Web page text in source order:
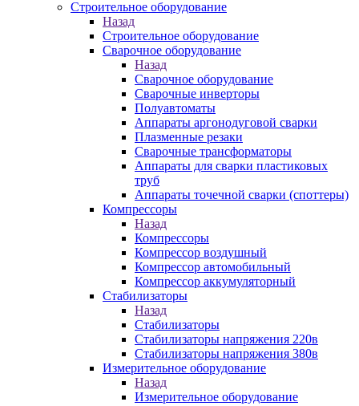
Строительное оборудование
Назад
Строительное оборудование
Сварочное оборудование
Назад
Сварочное оборудование
Сварочные инверторы
Полуавтоматы
Аппараты аргонодуговой сварки
Плазменные резаки
Сварочные трансформаторы
Аппараты для сварки пластиковых
труб
Аппараты точечной сварки (споттеры)
Компрессоры
Назад
Компрессоры
Компрессор воздушный
Компрессор автомобильный
Компрессор аккумуляторный
Стабилизаторы
Назад
Стабилизаторы
Стабилизаторы напряжения 220в
Стабилизаторы напряжения 380в
Измерительное оборудование
Назад
Измерительное оборудование